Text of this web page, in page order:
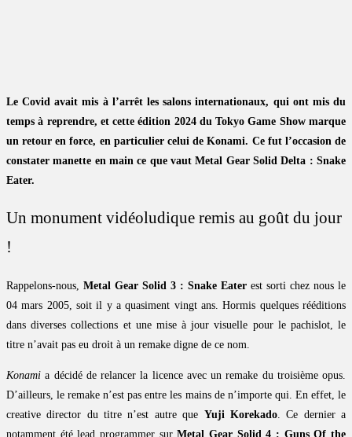
Le Covid avait mis à l’arrêt les salons internationaux, qui ont mis du
temps à reprendre, et cette édition 2024 du Tokyo Game Show marque
un retour en force, en particulier celui de Konami. Ce fut l’occasion de
constater manette en main ce que vaut Metal Gear Solid Delta : Snake
Eater.
Un monument vidéoludique remis au goût du jour
!
Rappelons-nous, Metal Gear Solid 3 : Snake Eater est sorti chez nous le
04 mars 2005, soit il y a quasiment vingt ans. Hormis quelques rééditions
dans diverses collections et une mise à jour visuelle pour le pachislot, le
titre n’avait pas eu droit à un remake digne de ce nom.
Konami a décidé de relancer la licence avec un remake du troisième opus.
D’ailleurs, le remake n’est pas entre les mains de n’importe qui. En effet, le
creative director du titre n’est autre que Yuji Korekado. Ce dernier a
notamment été lead programmer surMetal Gear Solid 4 : Guns Of the